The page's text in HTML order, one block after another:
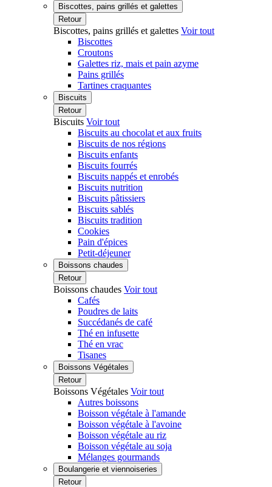
Biscottes, pains grillés et galettes
Retour
Biscottes, pains grillés et galettes Voir tout
Biscottes
Croutons
Galettes riz, mais et pain azyme
Pains grillés
Tartines craquantes
Biscuits
Retour
Biscuits Voir tout
Biscuits au chocolat et aux fruits
Biscuits de nos régions
Biscuits enfants
Biscuits fourrés
Biscuits nappés et enrobés
Biscuits nutrition
Biscuits pâtissiers
Biscuits sablés
Biscuits tradition
Cookies
Pain d'épices
Petit-déjeuner
Boissons chaudes
Retour
Boissons chaudes Voir tout
Cafés
Poudres de laits
Succédanés de café
Thé en infusette
Thé en vrac
Tisanes
Boissons Végétales
Retour
Boissons Végétales Voir tout
Autres boissons
Boisson végétale à l'amande
Boisson végétale à l'avoine
Boisson végétale au riz
Boisson végétale au soja
Mélanges gourmands
Boulangerie et viennoiseries
Retour